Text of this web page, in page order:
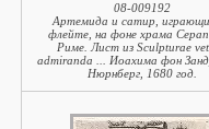
08-009192
Артемида и сатир,
флейте, на фоне храма
Риме. Лист из Sculpturae
admiranda ... Иоахима фон
Нюрнберг, 1680 год.